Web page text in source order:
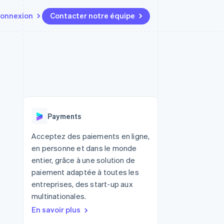
Contacter notre équipe
intégrés
Atlas
Constitution de start-up
Climate
Identity
Vérification de l'identité
État de l'API
Payments
Acceptez des paiements en ligne,
en personne et dans le monde
entier, grâce à une solution de
paiement adaptée à toutes les
entreprises, des start-up aux
multinationales.
En savoir plus